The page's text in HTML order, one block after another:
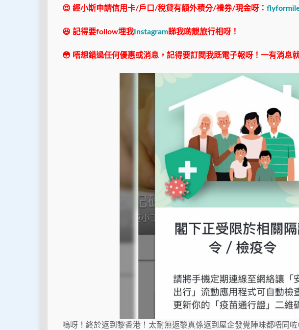
😍 經小斯申請信用卡/戶口/稅貸有額外積分/禮券/現金呀：
😆 記得要follow埋我 Instagram睇我啲靚旅行相呀！
😳 唔想錯過任何優惠或消息，記得要訂閱我既電子報呀！一有消息
嗚呀！終於返到黎香港！太耐無返黎真係返到屋企發覺陣味都唔同咗